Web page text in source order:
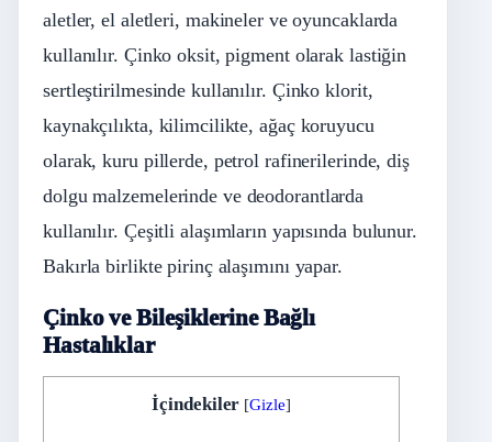
aletler, el aletleri, makineler ve oyuncaklarda
kullanılır. Çinko oksit, pigment olarak lastiğin
sertleştirilmesinde kullanılır. Çinko klorit,
kaynakçılıkta, kilimcilikte, ağaç koruyucu
olarak, kuru pillerde, petrol rafinerilerinde, diş
dolgu malzemelerinde ve deodorantlarda
kullanılır. Çeşitli alaşımların yapısında bulunur.
Bakırla birlikte pirinç alaşımını yapar.
Çinko ve Bileşiklerine Bağlı
Hastalıklar
İçindekiler [Gizle]